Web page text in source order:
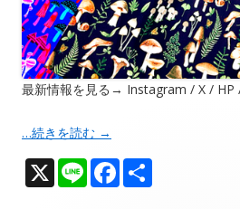
最新情報を見る→ Instagram / X / HP
…続きを読む →
X Li F